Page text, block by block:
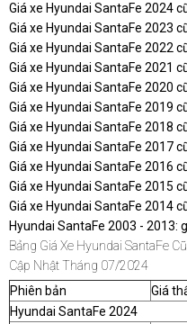
Giá xe Hyundai SantaFe 2024
Giá xe Hyundai SantaFe 2023
Giá xe Hyundai SantaFe 2022
Giá xe Hyundai SantaFe 2021
Giá xe Hyundai SantaFe 2020
Giá xe Hyundai SantaFe 2019
Giá xe Hyundai SantaFe 2018
Giá xe Hyundai SantaFe 2017
Giá xe Hyundai SantaFe 2016
Giá xe Hyundai SantaFe 2015
Giá xe Hyundai SantaFe 2014
Hyundai SantaFe 2003 - 2013:
Bảng Giá Xe Hyundai SantaFe
Cập Nhật Tháng 07/2024
Phiên bản
Giá
Hyundai SantaFe 2024